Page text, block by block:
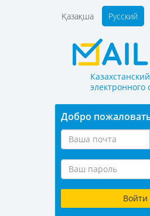
Қазақша Русский
электронного
Добро